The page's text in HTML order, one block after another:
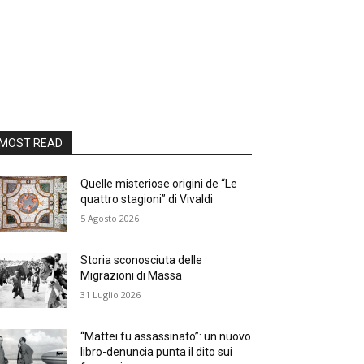
READ
Quelle misteriose origini de “Le
quattro stagioni” di Vivaldi
5 Agosto 2026
Storia sconosciuta delle
Migrazioni di Massa
31 Luglio 2026
“Mattei fu assassinato”: un nuovo
libro-denuncia punta il dito sui